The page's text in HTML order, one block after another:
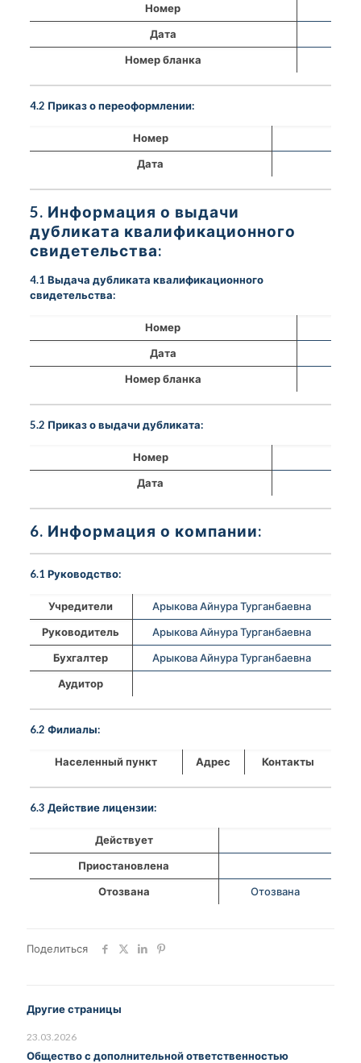
Номер
Дата
Номер бланка
4.2 Приказ о переоформлении:
Номер
Дата
5. Информация о выдачи
дубликата квалификационного
свидетельства:
4.1 Выдача дубликата квалификационного
свидетельства:
Номер
Дата
Номер бланка
5.2 Приказ о выдачи дубликата:
Номер
Дата
6. Информация о компании:
6.1 Руководство:
Учредители
Арыкова Айнура Турганбаевна
Руководитель
Арыкова Айнура Турганбаевна
Бухгалтер
Арыкова Айнура Турганбаевна
Аудитор
6.2 Филиалы:
Населенный пункт Адрес Контакты
6.3 Действие лицензии:
Действует
Приостановлена
Отозвана
Отозвана
Поделиться
Другие страницы
23.03.2026
Общество с дополнительной ответственностью